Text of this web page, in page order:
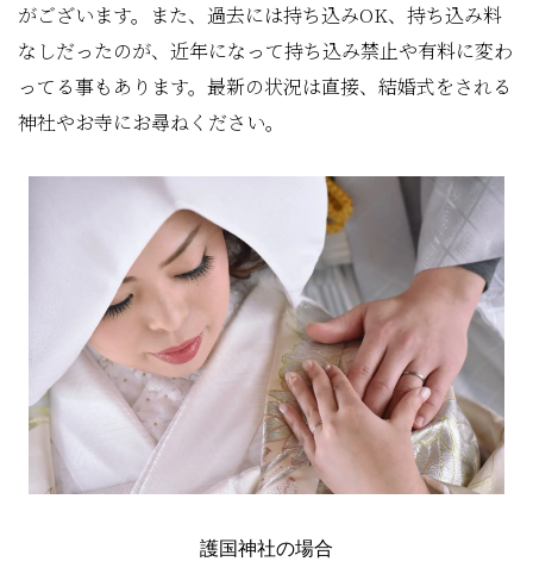
がございます。また、過去には持ち込みOK、持ち込み料
なしだったのが、近年になって持ち込み禁止や有料に変わ
ってる事もあります。最新の状況は直接、結婚式をされる
神社やお寺にお尋ねください。
護国神社の場合